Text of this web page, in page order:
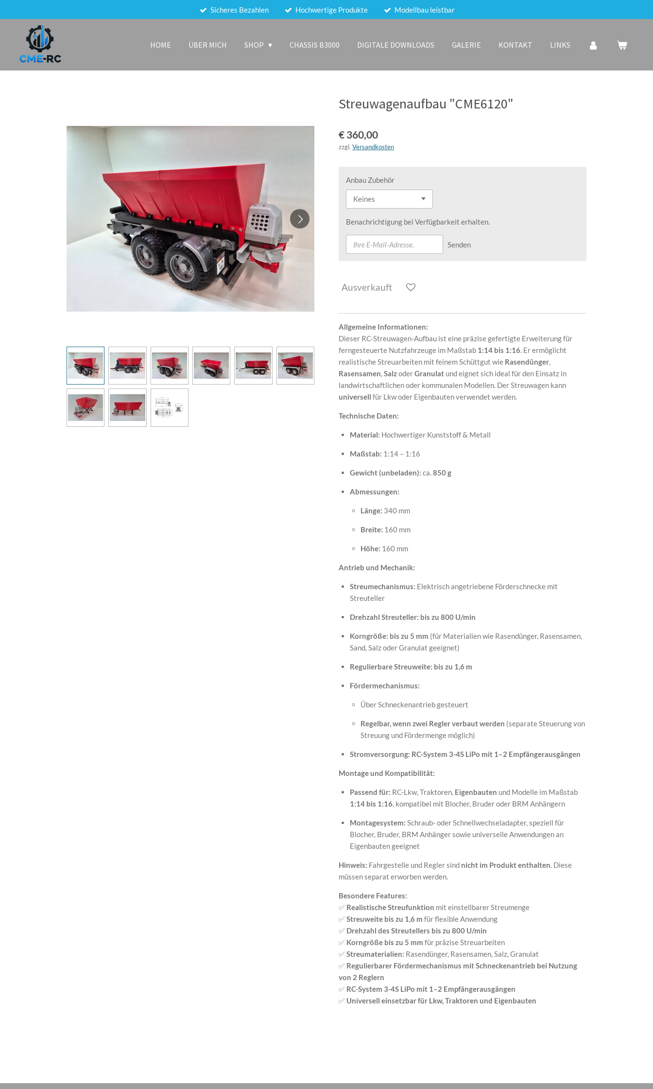
Hauptinhalt
springen
Sicheres Bezahlen Hochwertige Produkte Modellbau leistbar
HOME ÜBER MICH SHOP CHASSIS B3000 DIGITALE DOWNLOADS GALERIE KONTAKT LINKS
Streuwagenaufbau "CME6120"
€ 360,00
zzgl. Versandkosten
Anbau Zubehör
Benachrichtigung bei Verfügbarkeit erhalten.
Senden
Ausverkauft
Allgemeine Informationen:
Dieser RC-Streuwagen-Aufbau ist eine präzise gefertigte Erweiterung für
ferngesteuerte Nutzfahrzeuge im Maßstab 1:14 bis 1:16. Er ermöglicht
realistische Streuarbeiten mit feinem Schüttgut wie Rasendünger,
Rasensamen,SalzoderGranulat und eignet sich ideal für den Einsatz in
landwirtschaftlichen oder kommunalen Modellen. Der Streuwagen kann
universell für Lkw oder Eigenbauten verwendet werden.
Technische Daten:
Material: Hochwertiger Kunststoff & Metall
Maßstab: 1:14 – 1:16
Gewicht (unbeladen): ca.850 g
Abmessungen:
Länge: 340 mm
Breite: 160 mm
Höhe: 160 mm
Antrieb und Mechanik:
Streumechanismus: Elektrisch angetriebene Förderschnecke mit
Streuteller
Drehzahl Streuteller: bis zu 800 U/min
Korngröße: bis zu 5 mm (für Materialien wie Rasendünger, Rasensamen,
Sand, Salz oder Granulat geeignet)
Regulierbare Streuweite: bis zu 1,6 m
Fördermechanismus:
Über Schneckenantrieb gesteuert
Regelbar, wenn zwei Regler verbaut werden (separate Steuerung von
Streuung und Fördermenge möglich)
Stromversorgung: RC-System 3-4S LiPo mit 1–2 Empfängerausgängen
Montage und Kompatibilität:
Passend für: RC-Lkw, Traktoren, Eigenbauten und Modelle im Maßstab
1:14 bis 1:16, kompatibel mit Blocher, Bruder oder BRM Anhängern
Montagesystem: Schraub- oder Schnellwechseladapter, speziell für
Blocher, Bruder, BRM Anhänger sowie universelle Anwendungen an
Eigenbauten geeignet
Hinweis: Fahrgestelle und Regler sind nicht im Produkt enthalten. Diese
müssen separat erworben werden.
Besondere Features:
✅ Realistische Streufunktion mit einstellbarer Streumenge
✅Streuweite bis zu 1,6 m für flexible Anwendung
✅ Drehzahl des Streutellers bis zu 800 U/min
✅ Korngröße bis zu 5 mm für präzise Streuarbeiten
✅Streumaterialien: Rasendünger, Rasensamen, Salz, Granulat
✅ Regulierbarer Fördermechanismus mit Schneckenantrieb bei Nutzung
von 2 Reglern
✅ RC-System 3-4S LiPo mit 1–2 Empfängerausgängen
✅ Universell einsetzbar für Lkw, Traktoren und Eigenbauten